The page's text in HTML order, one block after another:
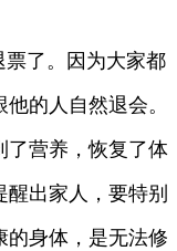
了。因为大家都
的人自然退会。
了营养，恢复了体
出家人，要特别
的身体，是无法修